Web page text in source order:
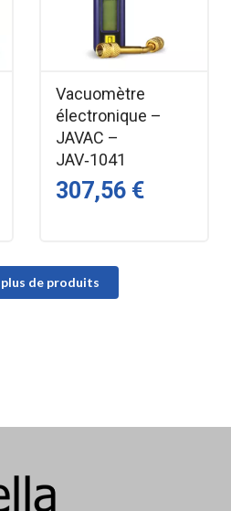
Vacuomètre
électronique –
JAVAC –
JAV‑1041
307,56 €
de produits